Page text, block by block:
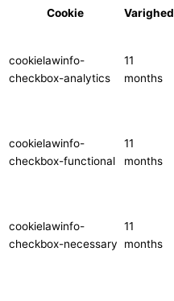
Cookie
Varighed
cookielawinfo-
checkbox-analytics
11
months
cookielawinfo-
checkbox-functional
11
months
cookielawinfo-
checkbox-necessary
11
months